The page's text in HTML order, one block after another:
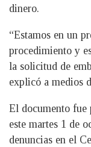
dinero.
“Estamos en un
procedimiento y
la solicitud de
explicó a medios
El documento fue
este martes 1 de
denuncias en el